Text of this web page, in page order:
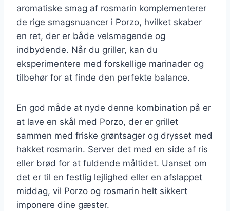
aromatiske smag af rosmarin komplementerer
de rige smagsnuancer i Porzo, hvilket skaber
en ret, der er både velsmagende og
indbydende. Når du griller, kan du
eksperimentere med forskellige marinader og
tilbehør for at finde den perfekte balance.
En god måde at nyde denne kombination på er
at lave en skål med Porzo, der er grillet
sammen med friske grøntsager og drysset med
hakket rosmarin. Server det med en side af ris
eller brød for at fuldende måltidet. Uanset om
det er til en festlig lejlighed eller en afslappet
middag, vil Porzo og rosmarin helt sikkert
imponere dine gæster.